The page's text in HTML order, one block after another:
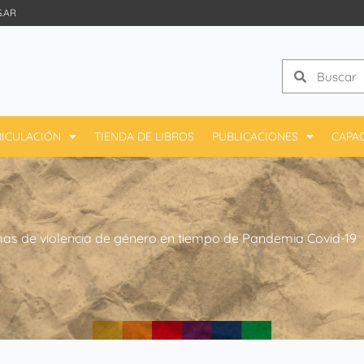
SearchSearch
TIENDA DE LIBROS PUBLICACIONES
de violencia de género en tiempo de Pandemia Covid-19